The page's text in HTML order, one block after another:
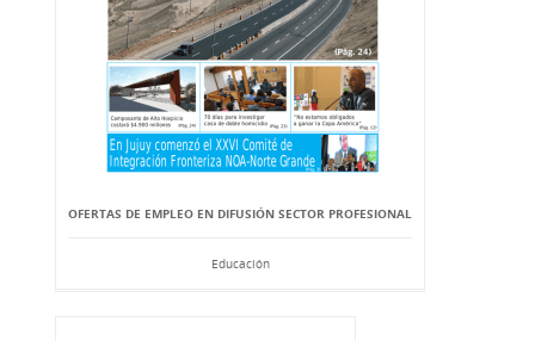
OFERTAS DE EMPLEO EN DIFUSIÓN SECTOR PROFESIONAL
Educación